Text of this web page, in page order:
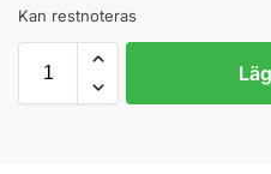
Kan restnoteras